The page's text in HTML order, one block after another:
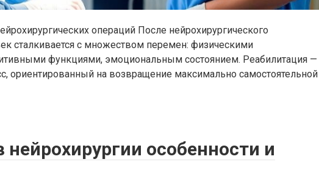
операций После нейрохирургического
сталкивается с множеством перемен: физическими
функциями, эмоциональным состоянием. Реабилитация —
ориентированный на возвращение максимально самостоятельной
нейрохирургии особенности и